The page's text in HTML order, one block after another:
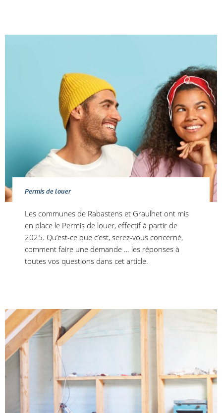
Permis de louer
Les communes de Rabastens et Graulhet ont mis
en place le Permis de louer, effectif à partir de
2025. Qu’est-ce que c’est, serez-vous concerné,
comment faire une demande … les réponses à
toutes vos questions dans cet article.